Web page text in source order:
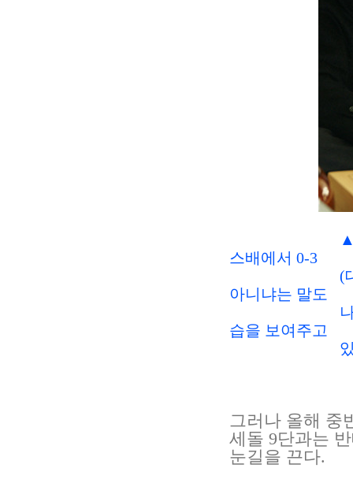
스배에서 0-3
(대 김지석)
아니냐는 말도
나왔지만 이
습을 보여주고
있
그러나 올해 중
세돌 9단과는
눈길을 끈다.